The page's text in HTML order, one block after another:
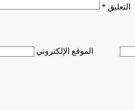
التعليق *
الموقع الإلكتروني